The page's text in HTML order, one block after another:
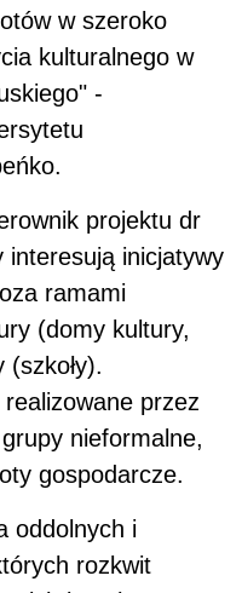
w szeroko
kulturalnego w
-
projektu dr
interesują inicjatywy
ramami
(domy kultury,
realizowane przez
nieformalne,
gospodarcze.
oddolnych i
rozkwit